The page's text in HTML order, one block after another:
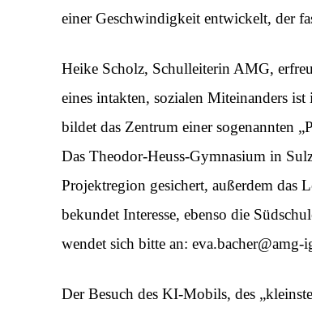
einer Geschwindigkeit entwickelt, der
Heike Scholz, Schulleiterin AMG,
eines intakten, sozialen Miteinanders
bildet das Zentrum einer sogenannten
Das Theodor-Heuss-Gymnasium in
Projektregion gesichert, außerdem das
bekundet Interesse, ebenso die
wendet sich bitte an: eva.bacher@amg-
Der Besuch des KI-Mobils, des